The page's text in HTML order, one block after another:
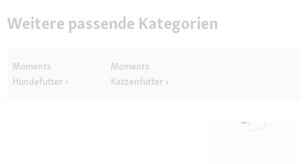
Weitere passende Kategorien
Moments
Hundefutter
Moments
Katzenfutter